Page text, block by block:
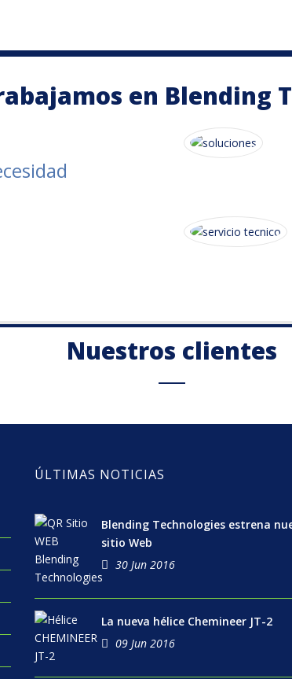
en Blending
Nuestros clientes
ÚLTIMAS NOTICIAS
Blending Technologies estrena
sitio Web
30 Jun 2016
La nueva hélice Chemineer JT-2
09 Jun 2016